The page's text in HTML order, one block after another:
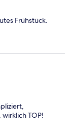
Frühstück.
TOP!